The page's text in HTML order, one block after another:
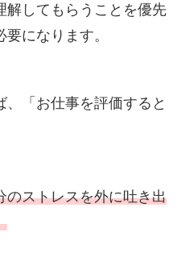
解してもらうことを優先
になります。
「お仕事を評価すると
のストレスを外に吐き出